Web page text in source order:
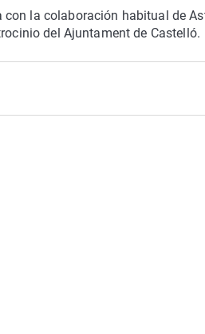
la colaboración habitual de
del Ajuntament de Castelló.